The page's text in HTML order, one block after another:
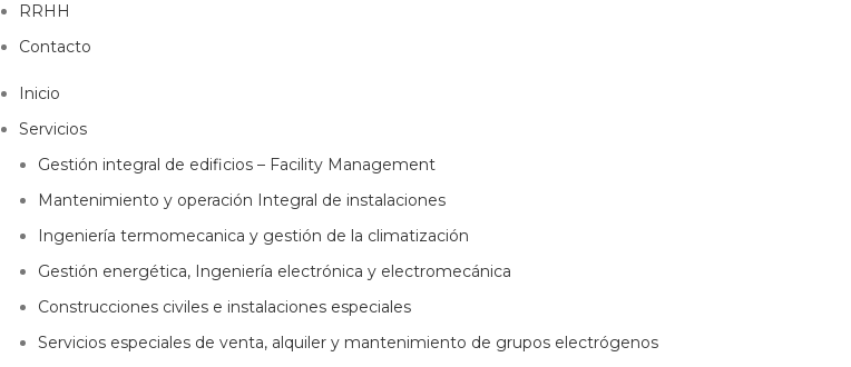
RRHH
Contacto
Inicio
Servicios
Gestión integral de edificios – Facility Management
Mantenimiento y operación Integral de instalaciones
Ingeniería termomecanica y gestión de la climatización
Gestión energética, Ingeniería electrónica y electromecánica
Construcciones civiles e instalaciones especiales
Servicios especiales de venta, alquiler y mantenimiento de grupos electrógenos